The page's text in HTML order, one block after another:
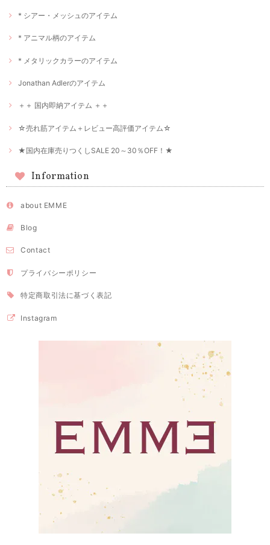
* シアー・メッシュのアイテム
* アニマル柄のアイテム
* メタリックカラーのアイテム
Jonathan Adlerのアイテム
＋＋ 国内即納アイテム ＋＋
☆売れ筋アイテム＋レビュー高評価アイテム☆
★国内在庫売りつくしSALE 20～30％OFF！★
Information
about EMME
Blog
Contact
プライバシーポリシー
特定商取引法に基づく表記
Instagram